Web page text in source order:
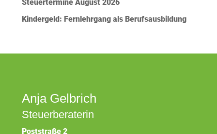
Steuertermine August 2026
Kindergeld: Fernlehrgang als Berufsausbildung
Anja Gelbrich
Steuerberaterin
Poststraße 2